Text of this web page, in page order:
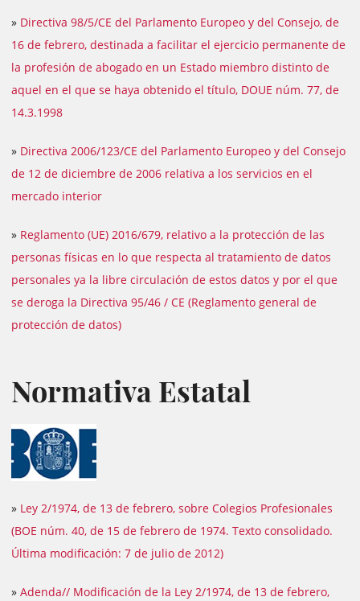
» Directiva 98/5/CE del Parlamento Europeo y del Consejo, de
16 de febrero, destinada a facilitar el ejercicio permanente de
la profesión de abogado en un Estado miembro distinto de
aquel en el que se haya obtenido el título, DOUE núm. 77, de
14.3.1998
» Directiva 2006/123/CE del Parlamento Europeo y del Consejo
de 12 de diciembre de 2006 relativa a los servicios en el
mercado interior
» Reglamento (UE) 2016/679, relativo a la protección de las
personas físicas en lo que respecta al tratamiento de datos
personales ya la libre circulación de estos datos y por el que
se deroga la Directiva 95/46 / CE (Reglamento general de
protección de datos)
Normativa Estatal
» Ley 2/1974, de 13 de febrero, sobre Colegios Profesionales
(BOE núm. 40, de 15 de febrero de 1974. Texto consolidado.
Última modificación: 7 de julio de 2012)
» Adenda// Modificación de la Ley 2/1974, de 13 de febrero,